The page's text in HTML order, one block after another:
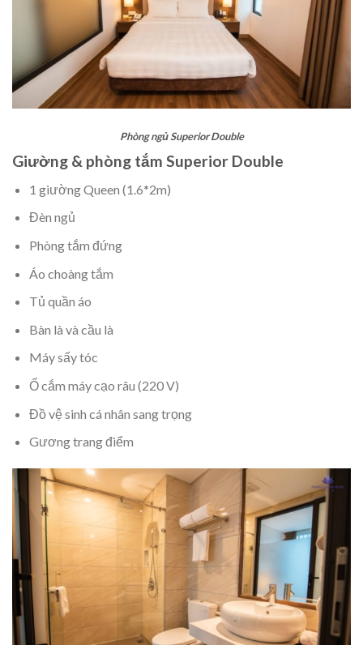
Phòng ngủ Superior Double
Giường & phòng tắm Superior Double
1 giường Queen (1.6*2m)
Đèn ngủ
Phòng tắm đứng
Áo choàng tắm
Tủ quần áo
Bàn là và cầu là
Máy sấy tóc
Ổ cắm máy cạo râu (220 V)
Đồ vệ sinh cá nhân sang trọng
Gương trang điểm